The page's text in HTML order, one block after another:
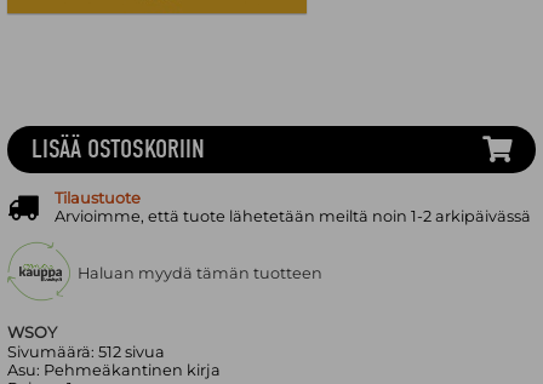
WSOY
Sivumäärä:512 sivua
Asu: Pehmeäkantinen kirja
LISÄÄ OSTOSKORIIN
Tilaustuote
Arvioimme, että tuote lähetetään meiltä noin 1-2 arkipäivässä
Haluan myydä tämän tuotteen